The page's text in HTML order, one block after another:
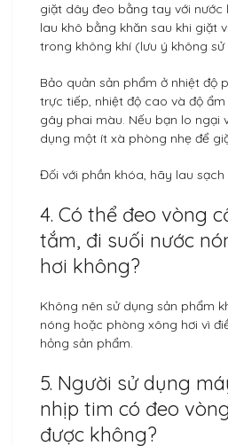
giặt dây đeo bằng tay với nước
lau khô bằng khăn sau khi giặt
trong không khí (lưu ý không
Bảo quản sản phẩm ở nhiệt độ
trực tiếp, nhiệt độ cao và độ
gây phai màu. Nếu bạn lo ngại
dụng một ít xà phòng nhẹ để
Đối với phần khóa, hãy lau
4. Có thể đeo vòng
tắm, đi suối nước
hơi không?
Không nên sử dụng sản phẩm
nóng hoặc phòng xông hơi vì
hỏng sản phẩm.
5. Người sử dụng
nhịp tim có đeo
được không?